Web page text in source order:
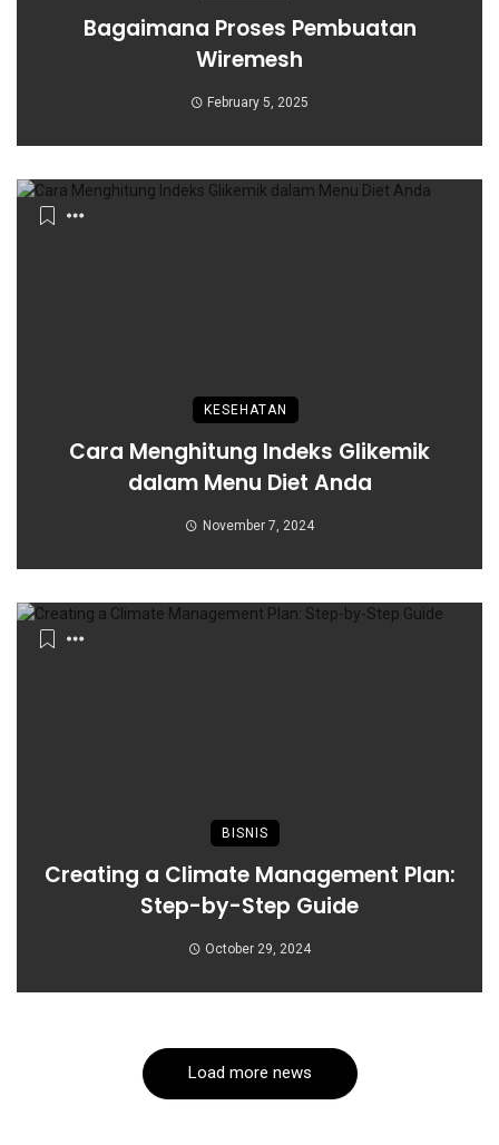
Bagaimana Proses Pembuatan
Wiremesh
February 5, 2025
KESEHATAN
Cara Menghitung Indeks Glikemik
dalam Menu Diet Anda
November 7, 2024
BISNIS
Creating a Climate Management Plan:
Step-by-Step Guide
October 29, 2024
Load more news